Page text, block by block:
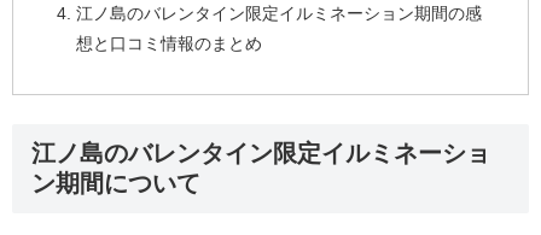
江ノ島のバレンタイン限定イルミネーション期間の感
想と口コミ情報のまとめ
江ノ島のバレンタイン限定イルミネーショ
ン期間について